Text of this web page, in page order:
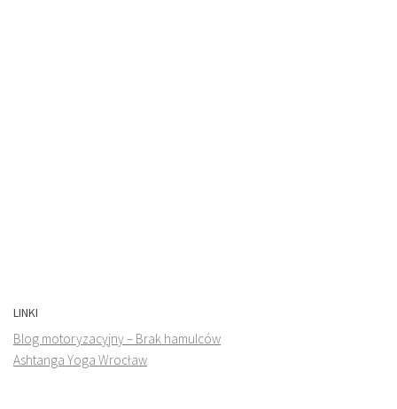
LINKI
Blog motoryzacyjny – Brak hamulców
Ashtanga Yoga Wrocław